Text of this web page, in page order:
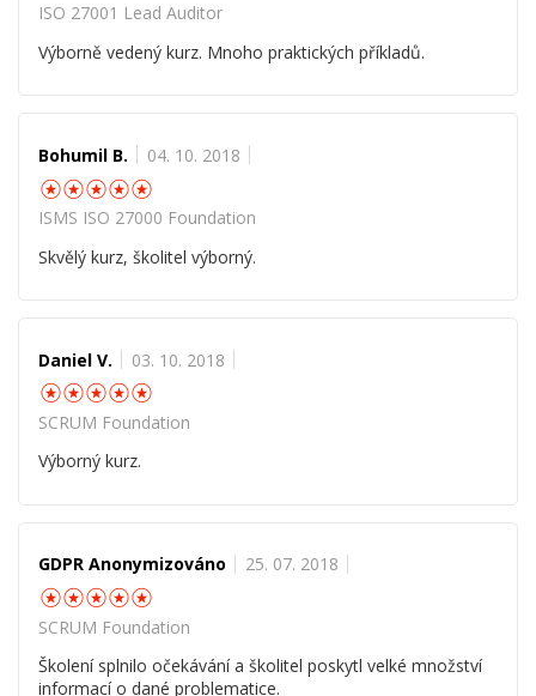
ISO 27001 Lead Auditor
Výborně vedený kurz. Mnoho praktických příkladů.
Bohumil B. 04. 10. 2018
☆☆☆☆
ISMS ISO 27000 Foundation
Skvělý kurz, školitel výborný.
Daniel V. 03. 10. 2018
☆☆☆☆
SCRUM Foundation
Výborný kurz.
GDPR Anonymizováno 25. 07. 2018
☆☆☆☆
SCRUM Foundation
Školení splnilo očekávání a školitel poskytl velké množství
informací o dané problematice.